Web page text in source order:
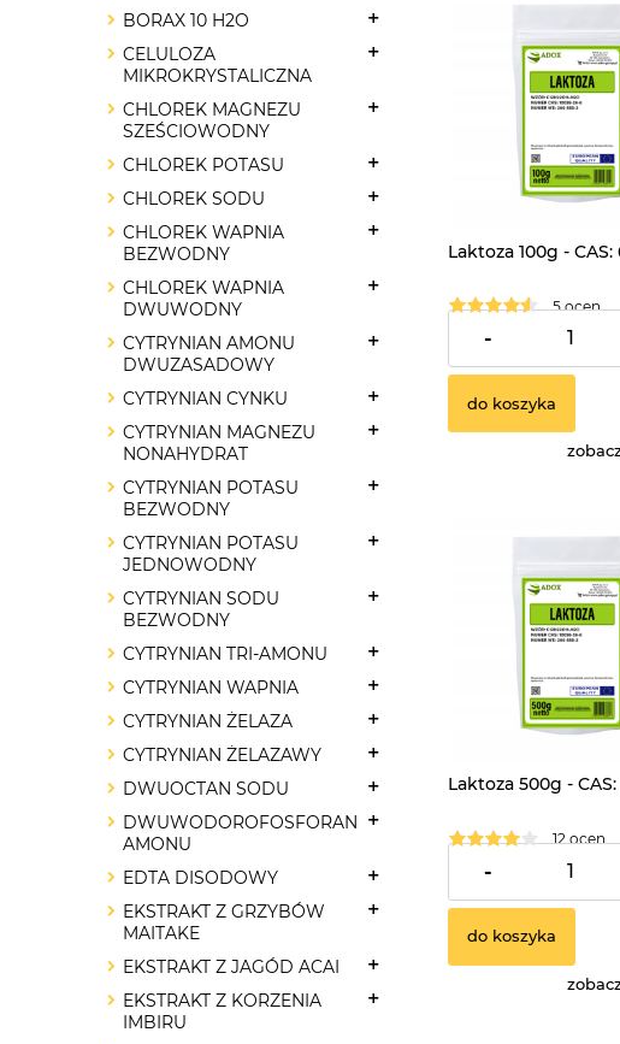
BORAX 10 H2O
CELULOZA
MIKROKRYSTALICZNA
CHLOREK MAGNEZU
SZEŚCIOWODNY
CHLOREK POTASU
CHLOREK SODU
CHLOREK WAPNIA
BEZWODNY
CHLOREK WAPNIA
DWUWODNY
CYTRYNIAN AMONU
DWUZASADOWY
CYTRYNIAN CYNKU
CYTRYNIAN MAGNEZU
NONAHYDRAT
CYTRYNIAN POTASU
BEZWODNY
CYTRYNIAN POTASU
JEDNOWODNY
CYTRYNIAN SODU
BEZWODNY
CYTRYNIAN TRI-AMONU
CYTRYNIAN WAPNIA
CYTRYNIAN ŻELAZA
CYTRYNIAN ŻELAZAWY
DWUOCTAN SODU
DWUWODOROFOSFORAN
AMONU
EDTA DISODOWY
EKSTRAKT Z GRZYBÓW
MAITAKE
EKSTRAKT Z JAGÓD ACAI
EKSTRAKT Z KORZENIA
IMBIRU
Laktoza 100g - CAS:
5 ocen
7,90 zł
-
do koszyka
Laktoza 500g -
12 ocen
10,90 zł
-
do koszyka